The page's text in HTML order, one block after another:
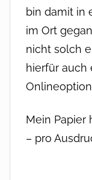
bin damit in
im Ort
nicht solch
hierfür auch
Mein Papier
– pro